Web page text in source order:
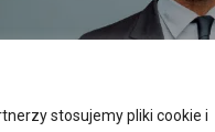
stosujemy pliki cookie i